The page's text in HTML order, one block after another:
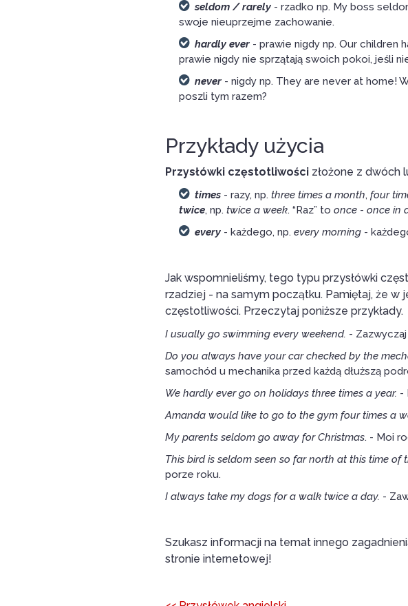
seldom / rarely- rzadko np. My boss
swoje nieuprzejme zachowanie.
hardly ever- prawie nigdy np. Our children
prawie nigdy nie sprzątają swoich pokoi, jeśli
never- nigdy np. They are never at home!
poszli tym razem?
Przykłady użycia
Przysłówki częstotliwościzłożone z dwóch
times - razy, np. three times a month, four
twice, np. twice a week. “Raz” to once- once in
every - każdego, np. every morning-
Jak wspomnieliśmy, tego typu przysłówki
rzadziej - na samym początku. Pamiętaj, że
częstotliwości. Przeczytaj poniższe przykłady.
I usually go swimming every weekend. -
Do you always have your car checked by the
samochód u mechanika przed każdą dłuższą
We hardly ever go on holidays three times a year. -
Amanda would like to go to the gym four times a
My parents seldom go away for Christmas. - Moi
This bird is seldom seen so far north at this time of
porze roku.
I always take my dogs for a walk twice a day. -
Szukasz informacji na temat innego
stronie internetowej!